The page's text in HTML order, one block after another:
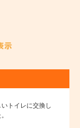
トイレに交換し